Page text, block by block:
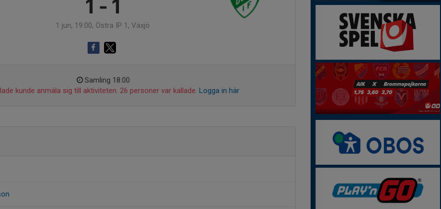
1 - 1
1 jun, 19:00, Östra IP 1, Växjö
Samling 18:00
kunde anmäla sig till aktiviteten. 26 personer var kallade. Logga in här